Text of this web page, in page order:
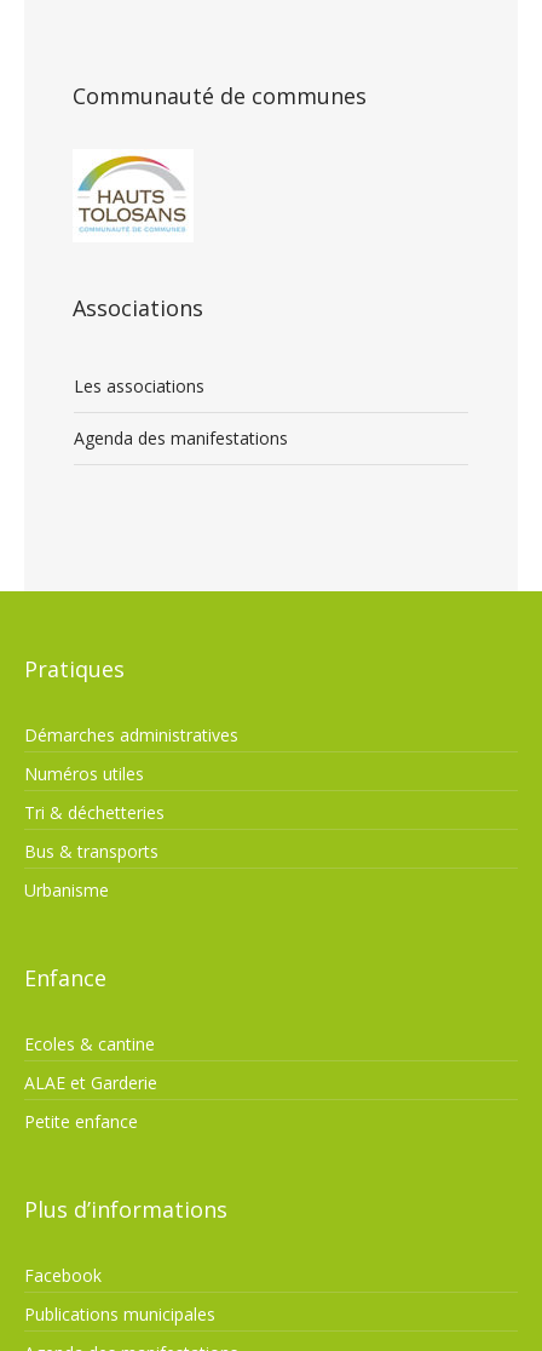
Communauté de communes
Associations
Les associations
Agenda des manifestations
Pratiques
Démarches administratives
Numéros utiles
Tri & déchetteries
Bus & transports
Urbanisme
Enfance
Ecoles & cantine
ALAE et Garderie
Petite enfance
Plus d’informations
Facebook
Publications municipales